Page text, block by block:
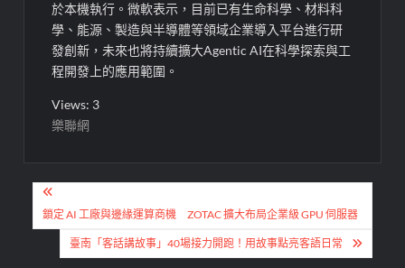
於本機執行。微軟表示，目前已有生命科學、材料科
學、能源、製造與半導體等領域企業導入平台進行研
發創新，未來也將持續擴大Agentic AI在科學探索與工
程開發上的應用範圍。
Views: 3
樂聯網
文
章鎖定 AI 工廠與邊緣運算商機 ZOTAC 擴大布局企業級 GPU 伺服器
臺南「客話講故事」40場接力開跑！用故事點亮客語日常